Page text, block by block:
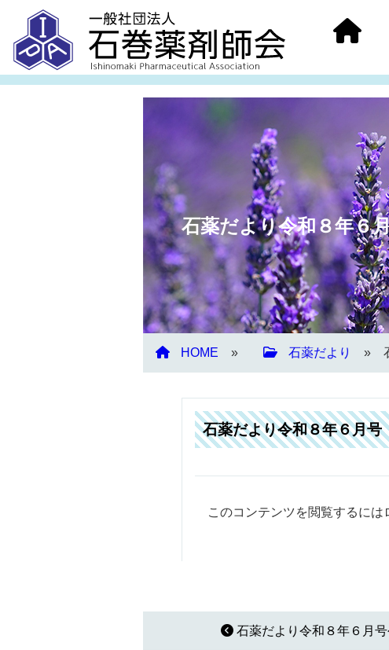
石薬だより令和８年６
HOME 石薬だより
石薬だより令和８年６月号
このコンテンツを閲覧するに
石薬だより令和８年６月